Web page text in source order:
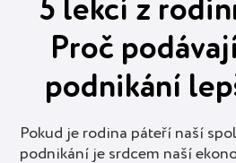
5 lekcí z
Proč
podnikání
Pokud je rodina páteří naší
podnikání je srdcem naší